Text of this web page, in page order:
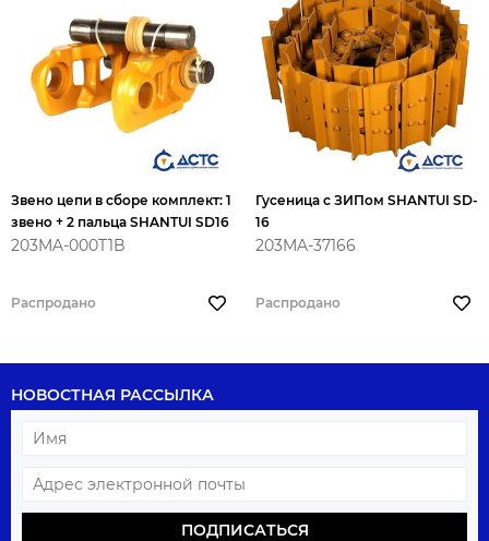
Звено цепи в сборе комплект: 1
звено + 2 пальца SHANTUI SD16
203MA-000T1B
Распродано
Гусеница с ЗИПом SHANTUI SD-
16
203MA-37166
Распродано
НОВОСТНАЯ РАССЫЛКА
ПОДПИСАТЬСЯ